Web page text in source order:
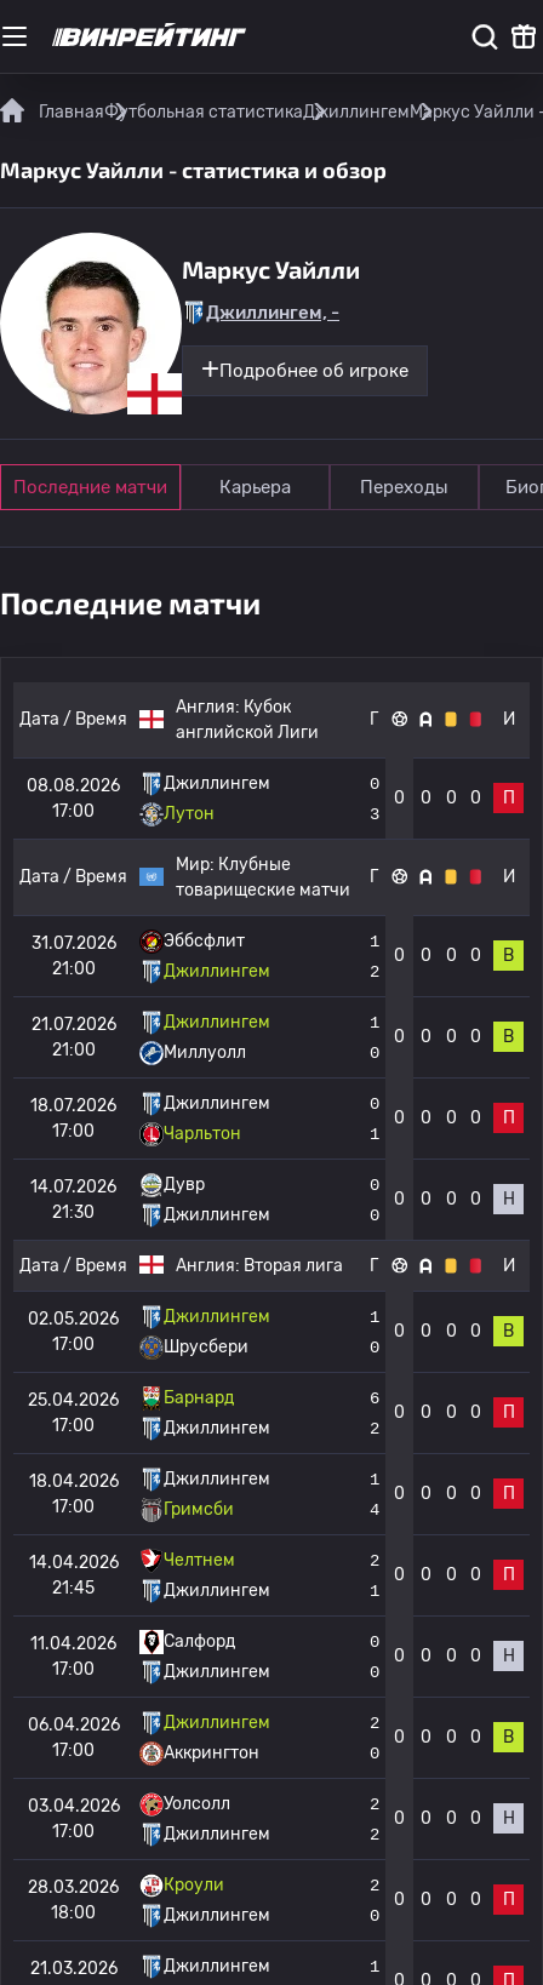
ГлавнаяФутбольная статистикаДжиллингемМаркус Уайлли
Маркус Уайлли - статистика и обзор
Маркус Уайлли
Джиллингем, -
Подробнее об игроке
Последние матчи Карьера Переходы
Последние матчи
Дата / Время
Англия: Кубок
английской Лиги
Г И
08.08.2026
17:00
Джиллингем
Лутон
0
3
0 0 0 0 П
Дата / Время
Мир: Клубные
товарищеские матчи
Г И
31.07.2026
21:00
Эббсфлит
Джиллингем
1
2
0 0 0 0 В
21.07.2026
21:00
Джиллингем
Миллуолл
1
0
0 0 0 0 В
18.07.2026
17:00
Джиллингем
Чарльтон
0
1
0 0 0 0 П
14.07.2026
21:30
Дувр
Джиллингем
0
0
0 0 0 0 Н
Дата / Время Англия: Вторая лига Г И
02.05.2026
17:00
Джиллингем
Шрусбери
1
0
0 0 0 0 В
25.04.2026
17:00
Барнард
Джиллингем
6
2
0 0 0 0 П
18.04.2026
17:00
Джиллингем
Гримсби
1
4
0 0 0 0 П
14.04.2026
21:45
Челтнем
Джиллингем
2
1
0 0 0 0 П
11.04.2026
17:00
Салфорд
Джиллингем
0
0
0 0 0 0 Н
06.04.2026
17:00
Джиллингем
Аккрингтон
2
0
0 0 0 0 В
03.04.2026
17:00
Уолсолл
Джиллингем
2
2
0 0 0 0 Н
28.03.2026
18:00
Кроули
Джиллингем
2
0
0 0 0 0 П
21.03.2026
Джиллингем
1
0 0 0 0 П